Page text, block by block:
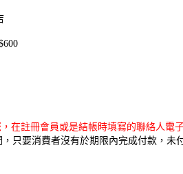
在註冊會員或是結帳時填寫的聯絡人電
只要消費者沒有於期限內完成付款，未